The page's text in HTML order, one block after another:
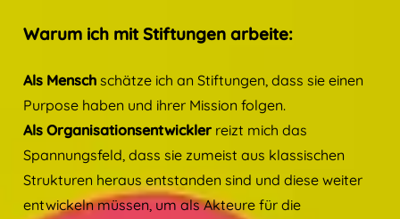
Warum ich mit Stiftungen arbeite:
Als Menschschätze ich an Stiftungen, dass sie einen
Purpose haben und ihrer Mission folgen.
Als Organisationsentwicklerreizt mich das
Spannungsfeld, dass sie zumeist aus klassischen
Strukturen heraus entstanden sind und diese weiter
entwickeln müssen, um als Akteure für die